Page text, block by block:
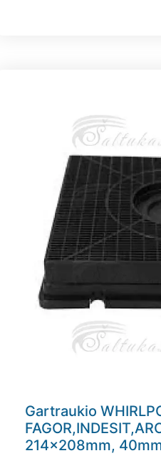
Gartraukio
214x208mm,